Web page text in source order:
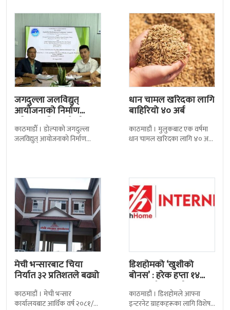
जगदुल्ला जलविद्युत्
आयोजनाको निर्माण
प्रक्रिया अघि बढ्यो : ठेक्का
सम्झौतामा…
काठमाडाैँ । डोल्पाको जगदुल्ला
जलविद्युत् आयोजनाको निर्माण
धान चामल खरिदका लागि
बाहिरियो ४० अर्ब
काठमाडौं । मुलुकबाट एक वर्षमा
धान चामल खरिदका लागि ४० अर्ब
मेची भन्सारबाट चिया
निर्यात ३२ प्रतिशतले बढ्यो
काठमाडौं । मेची भन्सार
कार्यालयबाट आर्थिक वर्ष २०८१/८२
डिशहोमको ‘खुशीको
बोनस’ : हरेक हप्ता १४
जनालाई एक वर्ष…
काठमाडौं । डिशहोमले आफ्ना
इन्टरनेट ग्राहकहरूका लागि विशेष